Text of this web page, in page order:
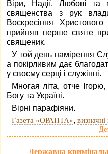
Віри, Надії, Любові та
священства з рук
Воскресіння
прийняв перше святе
священик.
У той день намірення
а покірливим дає
у своєму серці і служінні.
Многая літа, отче
Богу та Україні.
Вірні парафіяни.
Газета «ОРАНТА», визначні
Державна